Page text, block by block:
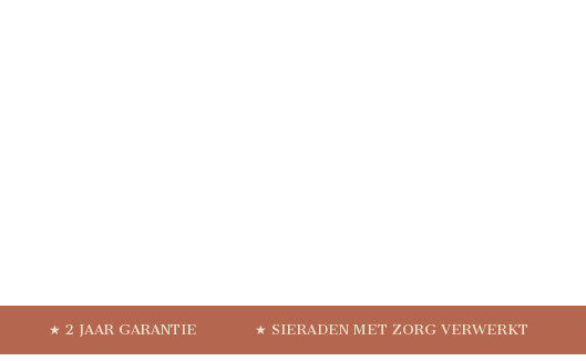
★ 2 JAAR GARANTIE ★ SIERADEN MET ZORG VERWERKT